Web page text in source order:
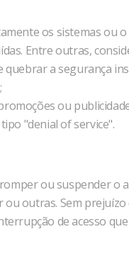
os sistemas ou
Entre outras,
quebrar a segurança
ou
"denial of service".
ou suspender o
ou outras. Sem
de acesso